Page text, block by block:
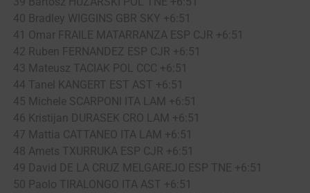
40 Bradley WIGGINS GBR SKY +6:51
41 Omar FRAILE MATARRANZA ESP CJR +6:51
42 Ruben FERNANDEZ ESP CJR +6:51
43 Mateusz TACIAK POL CCC +6:51
44 Tanel KANGERT EST AST +6:51
45 Michele SCARPONI ITA LAM +6:51
46 Kristijan DURASEK CRO LAM +6:51
47 Mattia CATTANEO ITA LAM +6:51
48 Amets TXURRUKA ESP CJR +6:51
49 David DE LA CRUZ MELGAREJO ESP TNE +6:51
50 Paolo TIRALONGO ITA AST +6:51